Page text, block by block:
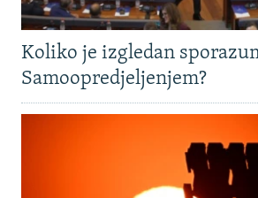
Koliko je izgledan
Samoopredjeljenjem?